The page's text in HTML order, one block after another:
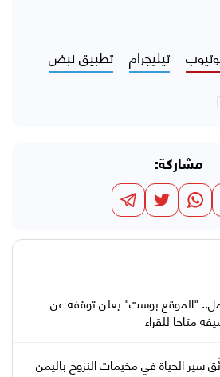
تيليجرام تطبيق نبض
مشاركة:
"الموقع بوست" يعلن توقفه عن
متاحا للقراء
الحياة في مخيمات النزوح باليمن